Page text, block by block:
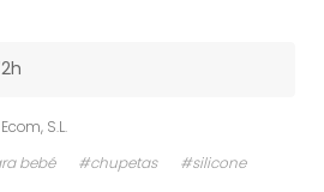
S.L.
bebé #chupetas #silicone